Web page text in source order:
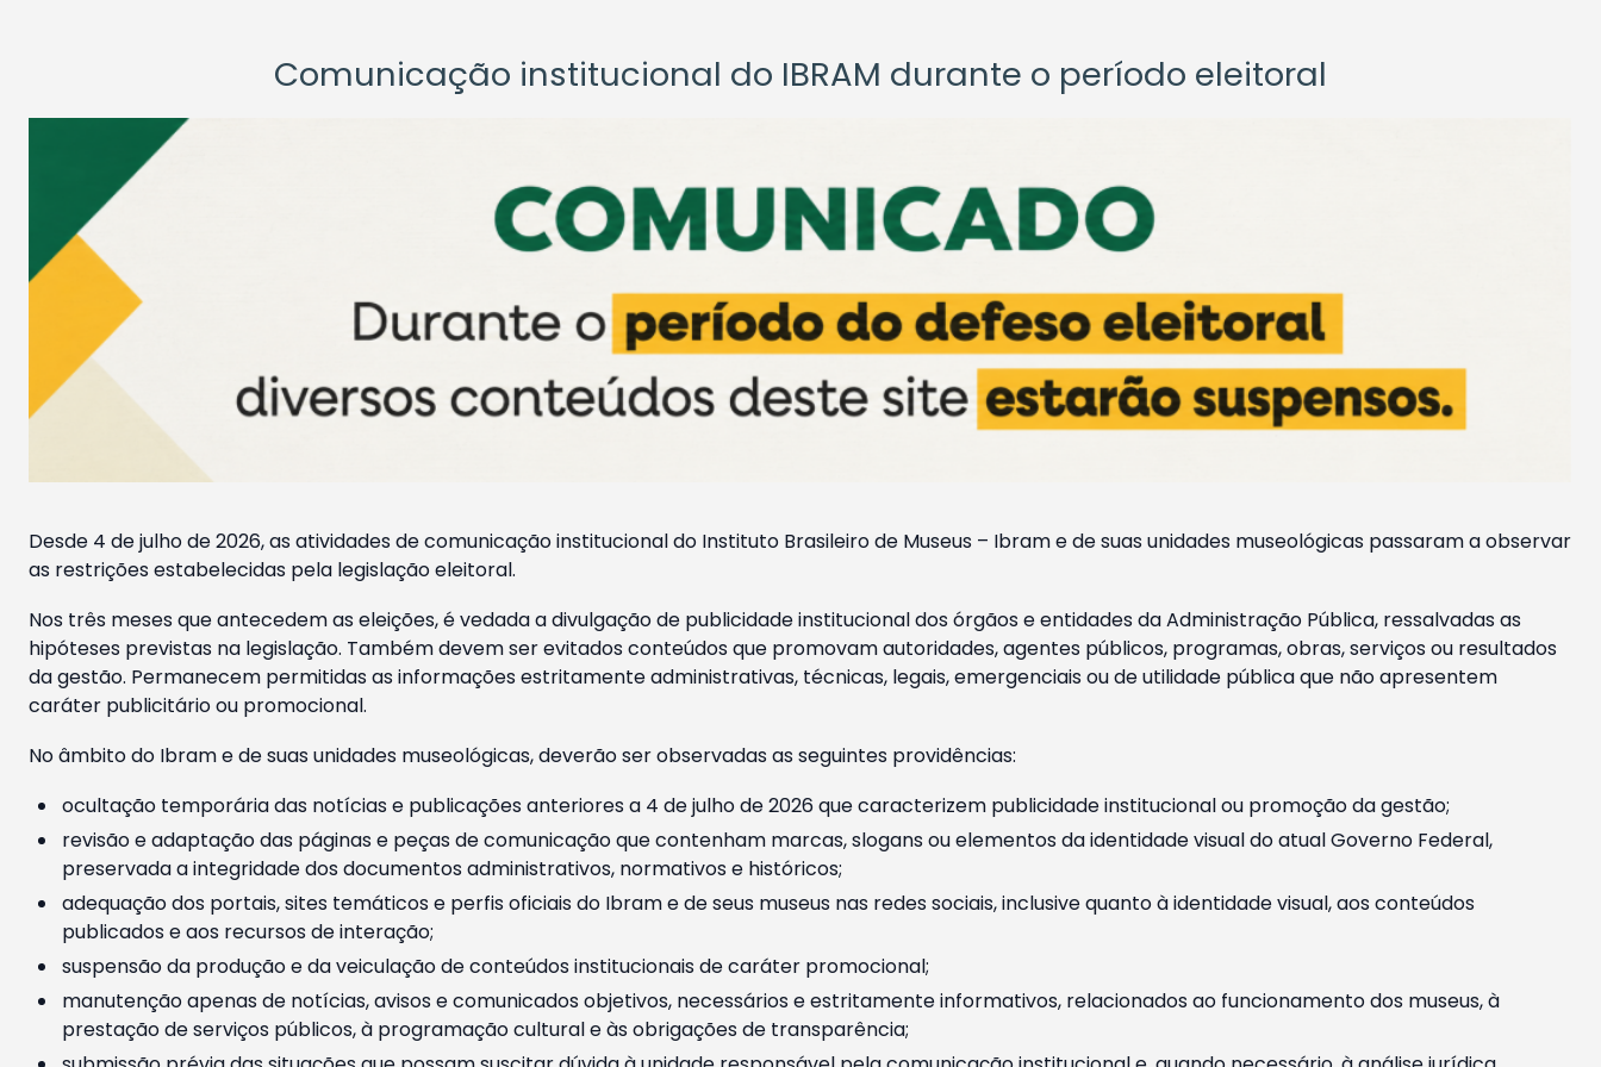
Comunicação institucional do IBRAM durante o período eleitoral
Desde 4 de julho de 2026, as atividades de comunicação institucional do Instituto Brasileiro de Museus – Ibram e de suas unidades museológicas passaram a observar
as restrições estabelecidas pela legislação eleitoral.
Nos três meses que antecedem as eleições, é vedada a divulgação de publicidade institucional dos órgãos e entidades da Administração Pública, ressalvadas as
hipóteses previstas na legislação. Também devem ser evitados conteúdos que promovam autoridades, agentes públicos, programas, obras, serviços ou resultados
da gestão. Permanecem permitidas as informações estritamente administrativas, técnicas, legais, emergenciais ou de utilidade pública que não apresentem
caráter publicitário ou promocional.
No âmbito do Ibram e de suas unidades museológicas, deverão ser observadas as seguintes providências:
ocultação temporária das notícias e publicações anteriores a 4 de julho de 2026 que caracterizem publicidade institucional ou promoção da gestão;
revisão e adaptação das páginas e peças de comunicação que contenham marcas, slogans ou elementos da identidade visual do atual Governo Federal,
preservada a integridade dos documentos administrativos, normativos e históricos;
adequação dos portais, sites temáticos e perfis oficiais do Ibram e de seus museus nas redes sociais, inclusive quanto à identidade visual, aos conteúdos
publicados e aos recursos de interação;
suspensão da produção e da veiculação de conteúdos institucionais de caráter promocional;
manutenção apenas de notícias, avisos e comunicados objetivos, necessários e estritamente informativos, relacionados ao funcionamento dos museus, à
prestação de serviços públicos, à programação cultural e às obrigações de transparência;